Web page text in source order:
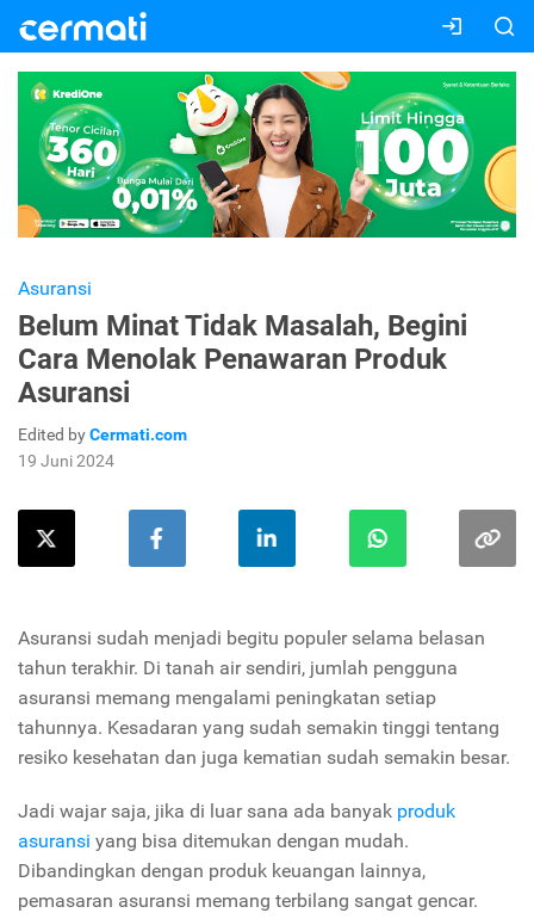
Asuransi
Belum Minat Tidak Masalah, Begini
Cara Menolak Penawaran Produk
Asuransi
Edited byCermati.com
19 Juni 2024
Asuransi sudah menjadi begitu populer selama belasan
tahun terakhir. Di tanah air sendiri, jumlah pengguna
asuransi memang mengalami peningkatan setiap
tahunnya. Kesadaran yang sudah semakin tinggi tentang
resiko kesehatan dan juga kematian sudah semakin besar.
Jadi wajar saja, jika di luar sana ada banyak produk
asuransi yang bisa ditemukan dengan mudah.
Dibandingkan dengan produk keuangan lainnya,
pemasaran asuransi memang terbilang sangat gencar.